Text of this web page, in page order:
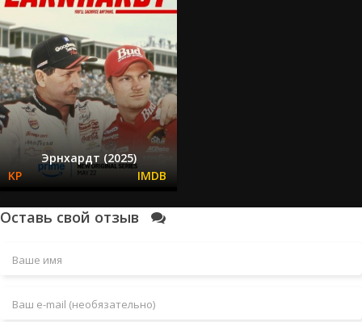
Эрнхардт (2025)
Оставь свой отзыв